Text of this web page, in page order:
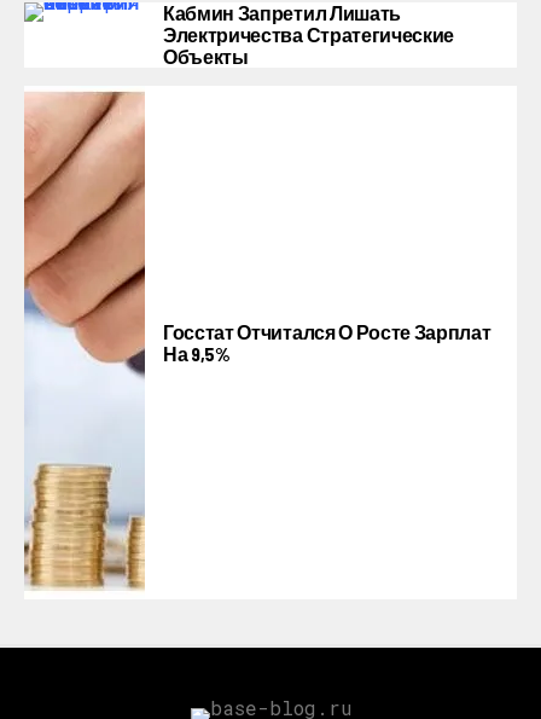
Кабмин Запретил Лишать
Электричества Стратегические
Объекты
Госстат Отчитался О Росте Зарплат
На 9,5%